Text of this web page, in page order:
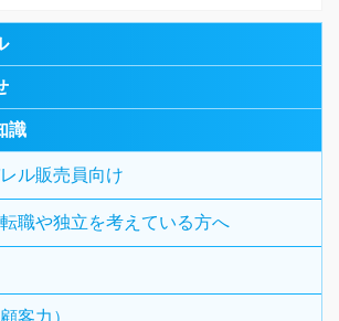
識
ル販売員向け
職や独立を考えている方へ